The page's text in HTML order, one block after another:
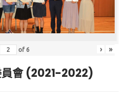
of 6 › »
員會 (2021-2022)